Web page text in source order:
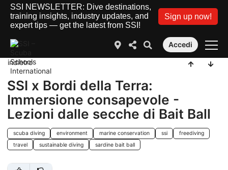
SSI NEWSLETTER: Dive destinations,
training insights, industry updates, and
expert tips — get the latest from SSI!
Sign up now!
Accedi
indietro
SSI x Bordi della Terra:
Immersione consapevole -
Lezioni dalle secche di Bait Ball
scuba diving environment marine conservation ssi
freediving
travel
sustainable diving sardine bait ball